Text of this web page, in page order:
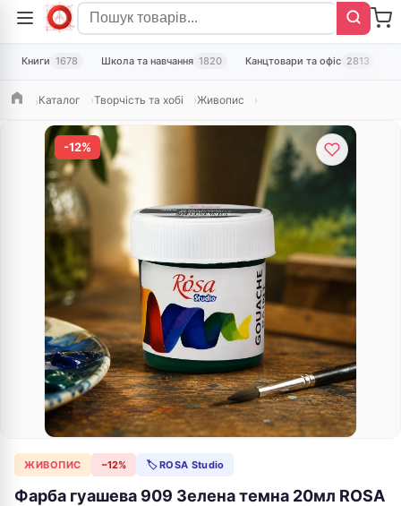
Книги 1678 Школа та навчання 1820 Канцтовари та офіс 2813
ГоловнаКаталог Творчість та хобі Живопис
-12%
ЖИВОПИС −12% 🏷 ROSA Studio
Фарба гуашева 909 Зелена темна 20мл ROSA